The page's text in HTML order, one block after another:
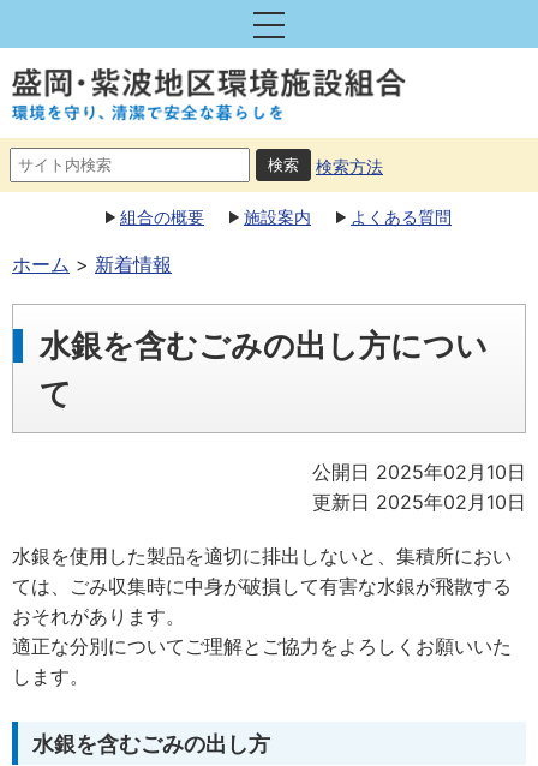
検索方法
組合の概要 施設案内 よくある質問
ホーム 新着情報
水銀を含むごみの出し方につい
て
公開日 2025年02月10日
更新日 2025年02月10日
水銀を使用した製品を適切に排出しないと、集積所におい
ては、ごみ収集時に中身が破損して有害な水銀が飛散する
おそれがあります。
適正な分別についてご理解とご協力をよろしくお願いいた
します。
水銀を含むごみの出し方